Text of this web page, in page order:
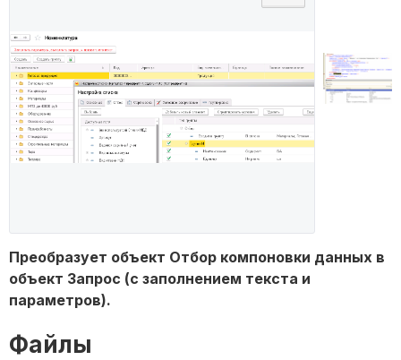
Преобразует объект Отбор компоновки данных в
объект Запрос (с заполнением текста и
параметров).
Файлы